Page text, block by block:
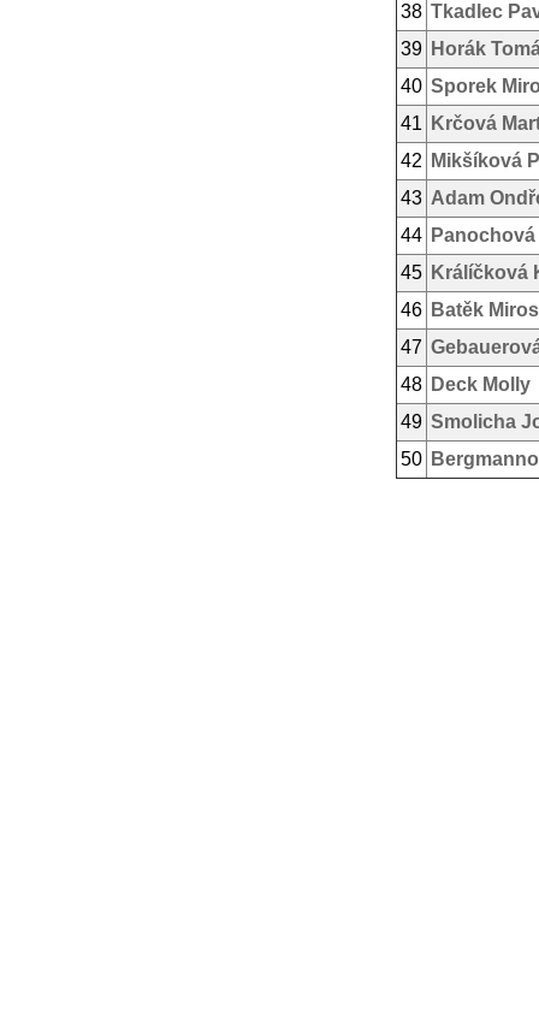
38 Tkadlec
39 Horák
40 Sporek
41
Krčová
42
Mikšíková
43 Adam
44
45 Králíčková
46 Batěk
47
48 Deck Molly
49 Smolicha
50